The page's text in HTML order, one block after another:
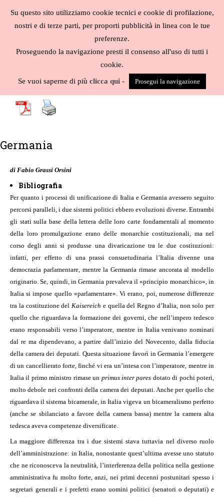
contenuto
- - -G -H -I K L-M-N-O-P-Q-R-S
- W -Y-Z-
Germania
di Fabio Grassi Orsini
Bibliografia
Per quanto i processi di unificazione di Italia e Germania avessero seguito
percorsi paralleli, i due sistemi politici ebbero evoluzioni diverse. Entrambi
gli stati sulla base della lettera delle loro carte fondamentali al momento
della loro promulgazione erano delle monarchie costituzionali, ma nel
corso degli anni si produsse una divaricazione tra le due costituzioni:
infatti, per effetto di una prassi consuetudinaria l’Italia divenne una
democrazia parlamentare, mentre la Germania rimase ancorata al modello
originario. Se, quindi, in Germania prevaleva il «principio monarchico», in
Italia si impose quello «parlamentare». Vi erano, poi, numerose differenze
tra la costituzione del Kaisereich e quella del Regno d’Italia, non solo per
quello che riguardava la formazione dei governi, che nell’impero tedesco
erano responsabili verso l’imperatore, mentre in Italia venivano nominati
dal re ma dipendevano, a partire dall’inizio del Novecento, dalla fiducia
della camera dei deputati. Questa situazione favorì in Germania l’emergere
di un cancellierato forte, finché vi era un’intesa con l’imperatore, mentre in
Italia il primo ministro rimase un primus inter pares dotato di pochi poteri,
molto debole nei confronti della camera dei deputati. Anche per quello che
riguardava il sistema bicamerale, in Italia vigeva un bicameralismo perfetto
(anche se sbilanciato a favore della camera bassa) mentre la camera alta
tedesca aveva competenze diversificate.
La maggiore differenza tra i due sistemi stava tuttavia nel diverso ruolo
dell’amministrazione: in Italia, nonostante quest’ultima avesse uno statuto
che ne riconosceva la neutralità, l’interferenza della politica nella gestione
amministrativa fu molto forte, anzi, nei primi decenni postunitari spesso i
segretari generali e i prefetti erano uomini politici (senatori o deputati) e
Su questo sito utilizziamo cookie tecnici e cookie di profilazione,
nostri e di terze parti, per proporti pubblicità in linea con le tue
preferenze.
Proseguendo la navigazione presti il consenso all'uso di tutti i
cookie.
Se vuoi saperne di più clicca qui - Prosegui la navigazione